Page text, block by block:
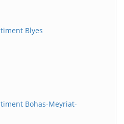
Blyes
Bohas-Meyriat-